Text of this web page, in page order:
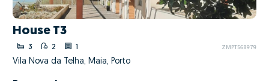
House T3
3 2 1 ZMPT568979
Vila Nova da Telha, Maia, Porto